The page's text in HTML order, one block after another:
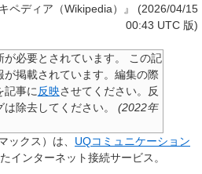
ペディア（Wikipedia）』 (2026/04/15
00:43 UTC 版)
必要とされています。
この記
が掲載されています。編集の際
記事に 反映させてください。反
除去してください。
(2022年
ックス）は、 UQコミュニケーション
インターネット接続サービス。